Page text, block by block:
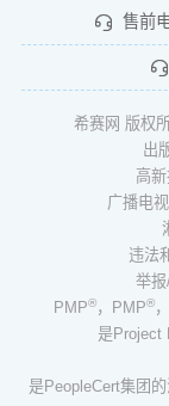
售前
希赛网 版权
出
高
广播电
违法
举
PMP®，PMP®
是Project
是PeopleCert集团